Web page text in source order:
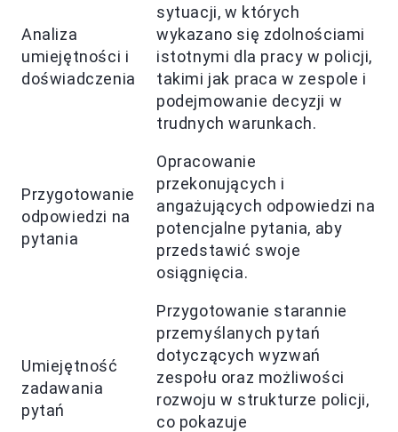
Analiza
umiejętności i
doświadczenia
sytuacji, w których
wykazano się zdolnościami
istotnymi dla pracy w policji,
takimi jak praca w zespole i
podejmowanie decyzji w
trudnych warunkach.
Przygotowanie
odpowiedzi na
pytania
Opracowanie
przekonujących i
angażujących odpowiedzi na
potencjalne pytania, aby
przedstawić swoje
osiągnięcia.
Umiejętność
zadawania
pytań
Przygotowanie starannie
przemyślanych pytań
dotyczących wyzwań
zespołu oraz możliwości
rozwoju w strukturze policji,
co pokazuje